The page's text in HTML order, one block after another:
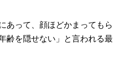
あって、顔ほどかまってもら
齢を隠せない」と言われる最